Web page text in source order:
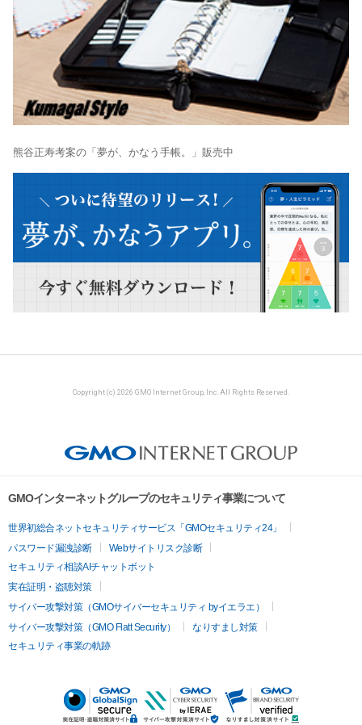
熊谷正寿考案の「夢が、かなう手帳。」販売中
Copyright (c) 2026 GMO Internet Group, Inc. All Rights Reserved.
GMOインターネットグループのセキュリティ事業について
世界初総合ネットセキュリティサービス「GMOセキュリティ24」
パスワード漏洩診断
Webサイトリスク診断
セキュリティ相談AIチャットボット
実在証明・盗聴対策
サイバー攻撃対策（GMOサイバーセキュリティ byイエラエ）
サイバー攻撃対策（GMO Flatt Security）
なりすまし対策
セキュリティ事業の軌跡